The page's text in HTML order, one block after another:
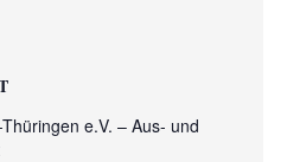
e.V. – Aus- und